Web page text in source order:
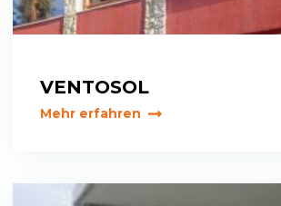
VENTOSOL
Mehr erfahren